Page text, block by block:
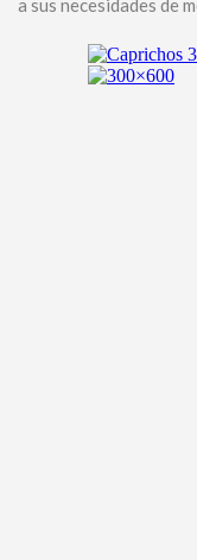
a sus necesidades de